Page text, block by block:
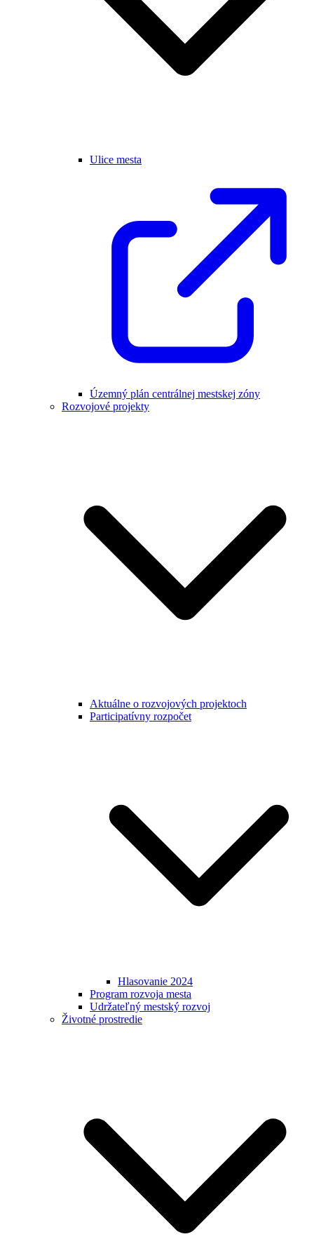
Ulice mesta
Územný plán centrálnej mestskej zóny
Rozvojové projekty
Aktuálne o rozvojových projektoch
Participatívny rozpočet
Hlasovanie 2024
Program rozvoja mesta
Udržateľný mestský rozvoj
Životné prostredie